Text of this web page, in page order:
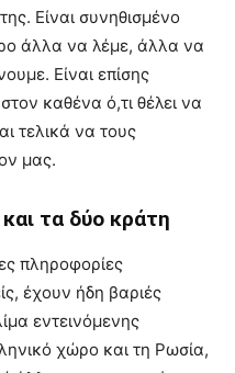
Είναι συνηθισμένο
άλλα να λέμε, άλλα να
Είναι επίσης
καθένα ό,τι θέλει να
τελικά να τους
μας.
τα δύο κράτη
πληροφορίες
έχουν ήδη βαριές
εντεινόμενης
χώρο και τη Ρωσία,